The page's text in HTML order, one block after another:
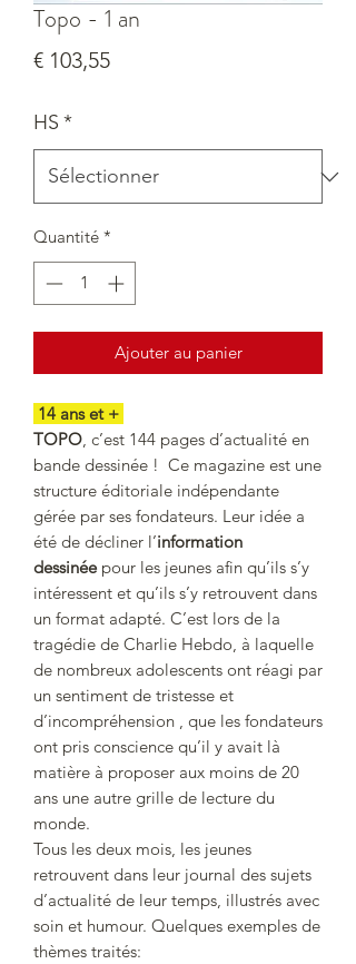
Topo - 1 an
€ 103,55Prix
HS *
Quantité *
Ajouter au panier
14 ans et +
TOPO , c’est 144 pages d’actualité en
bande dessinée ! Ce magazine est une
structure éditoriale indépendante
gérée par ses fondateurs. Leur idée a
été de décliner l’information
dessinéepour les jeunes afin qu’ils s’y
intéressent et qu’ils s’y retrouvent dans
un format adapté. C’est lors de la
tragédie de Charlie Hebdo, à laquelle
de nombreux adolescents ont réagi par
un sentiment de tristesse et
d’incompréhension , que les fondateurs
ont pris conscience qu’il y avait là
matière à proposer aux moins de 20
ans une autre grille de lecture du
monde.
Tous les deux mois, les jeunes
retrouvent dans leur journal des sujets
d’actualité de leur temps, illustrés avec
soin et humour. Quelques exemples de
thèmes traités: